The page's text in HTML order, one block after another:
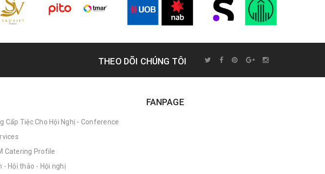
THEO DÕI CHÚNG TÔI
Cấp Tiệc Cho Hội Nghị - Conference
Catering Profile
- Hội thảo - Hội nghị
FANPAGE